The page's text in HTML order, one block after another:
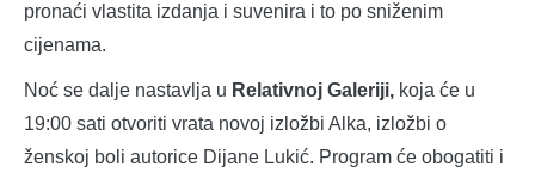
pronaći vlastita izdanja i suvenira i to po sniženim
cijenama.
Noć se dalje nastavlja u Relativnoj Galeriji, koja će u
19:00 sati otvoriti vrata novoj izložbi Alka, izložbi o
ženskoj boli autorice Dijane Lukić. Program će obogatiti i